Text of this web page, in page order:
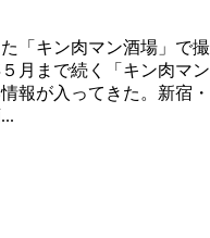
「キン肉マン酒場」で撮
月まで続く「キン肉マン
報が入ってきた。新宿・